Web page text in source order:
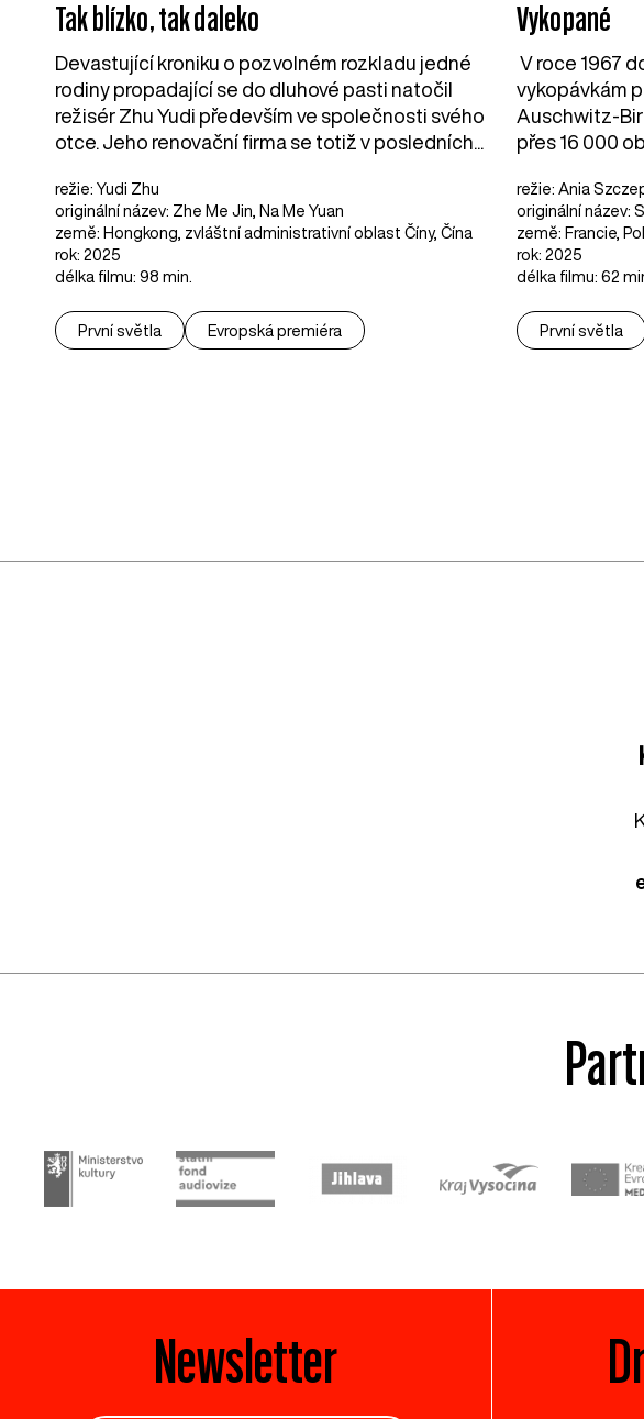
Tak blízko, tak daleko
Devastující kroniku o pozvolném rozkladu jedné
rodiny propadající se do dluhové pasti natočil
režisér Zhu Yudi především ve společnosti svého
otce. Jeho renovační firma se totiž v posledních...
režie: Yudi Zhu
originální název: Zhe Me Jin, Na Me Yuan
země: Hongkong, zvláštní administrativní oblast Číny, Čína
rok: 2025
délka filmu: 98 min.
První světla Evropská premiéra
Vykopané
V roce 1967
vykopávkám
Auschwitz-
přes 16 000
režie: Ania
originální název:
země: Francie,
rok: 2025
délka filmu: 62
První světla
Newsletter